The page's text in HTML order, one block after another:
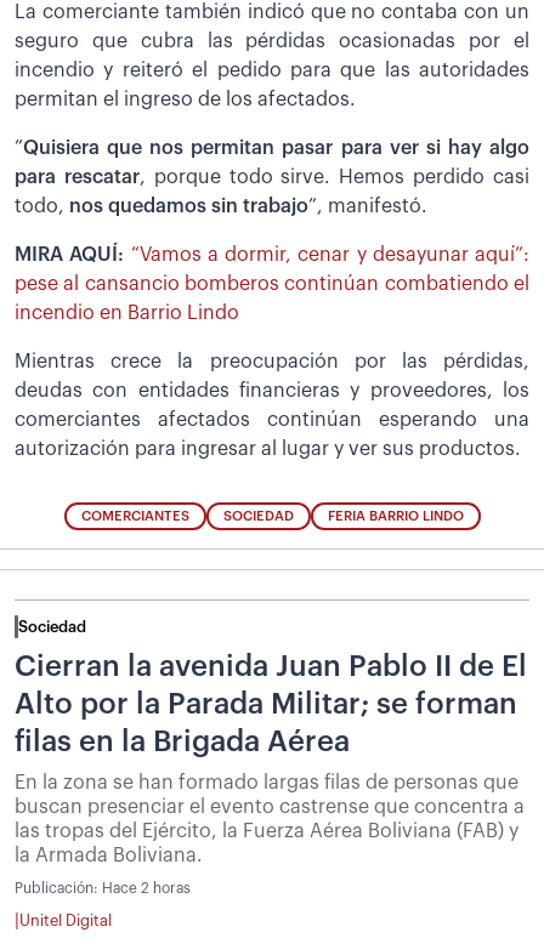
La comerciante también indicó que no contaba con un
seguro que cubra las pérdidas ocasionadas por el
incendio y reiteró el pedido para que las autoridades
permitan el ingreso de los afectados.
”Quisiera que nos permitan pasar para ver si hay algo
para rescatar, porque todo sirve. Hemos perdido casi
todo, nos quedamos sin trabajo”, manifestó.
MIRA AQUÍ: “Vamos a dormir, cenar y desayunar aquí”:
pese al cansancio bomberos continúan combatiendo el
incendio en Barrio Lindo
Mientras crece la preocupación por las pérdidas,
deudas con entidades financieras y proveedores, los
comerciantes afectados continúan esperando una
autorización para ingresar al lugar y ver sus productos.
COMERCIANTES SOCIEDAD FERIA BARRIO LINDO
Sociedad
Cierran la avenida Juan Pablo II de El
Alto por la Parada Militar; se forman
filas en la Brigada Aérea
En la zona se han formado largas filas de personas que
buscan presenciar el evento castrense que concentra a
las tropas del Ejército, la Fuerza Aérea Boliviana (FAB) y
la Armada Boliviana.
Publicación: Hace 2 horas
Unitel Digital